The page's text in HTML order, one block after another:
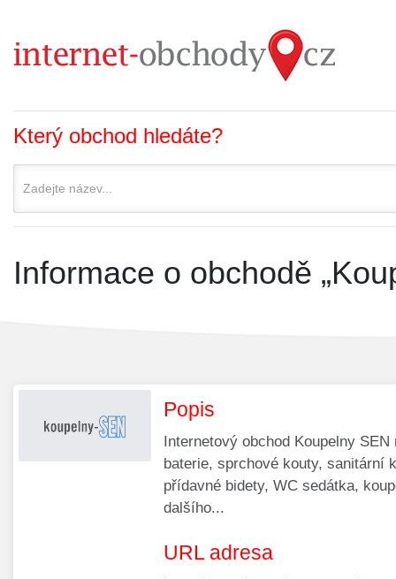
Který obchod hledáte?
Informace o obchodě
Popis
Internetový obchod Koupelny
baterie, sprchové kouty, sanitární
přídavné bidety, WC sedátka,
dalšího...
URL adresa